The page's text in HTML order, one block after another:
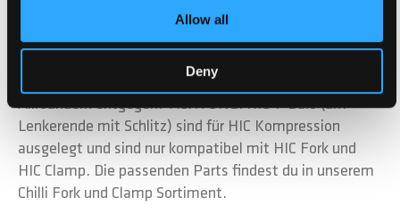
Allow all
Deny
Steel gearbeitet und kommt Beginner wie auch
Allroundern entgegen. ACHTUNG: HIC T-Bars (am
Lenkerende mit Schlitz) sind für HIC Kompression
ausgelegt und sind nur kompatibel mit HIC Fork und
HIC Clamp. Die passenden Parts findest du in unserem
Chilli Fork und Clamp Sortiment.